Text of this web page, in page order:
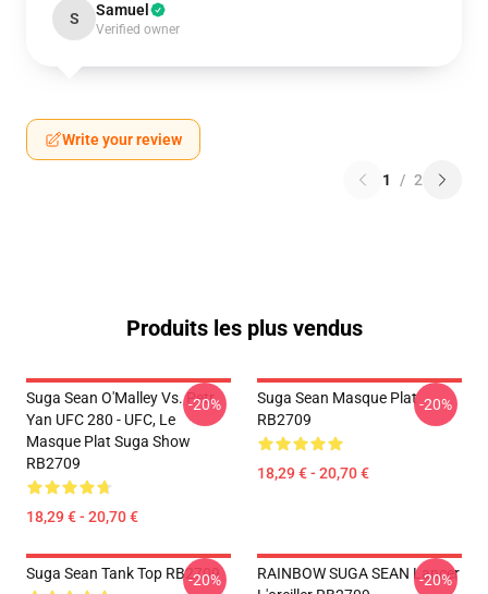
S Samuel
Verified owner
Write your review
1 / 2
Produits les plus vendus
Suga Sean O'Malley Vs. Petr
Yan UFC 280 - UFC, Le
Masque Plat Suga Show
RB2709
18,29 € - 20,70 €
-20%
Suga Sean Masque Plat
RB2709
18,29 € - 20,70 €
-20%
Suga Sean Tank Top RB2709
-20%
RAINBOW SUGA SEAN Lancer
-20%